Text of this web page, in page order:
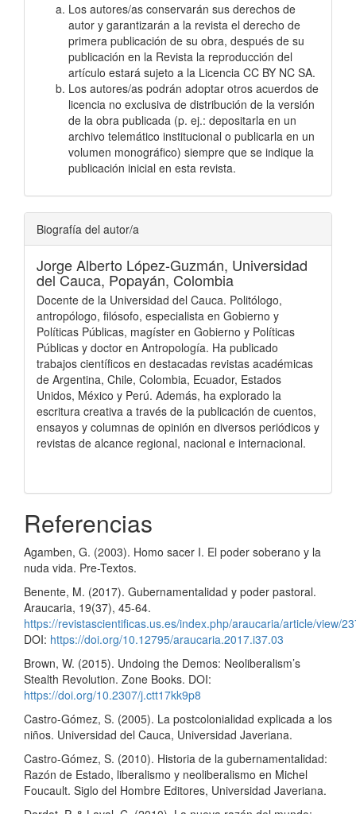
Los autores/as conservarán sus derechos de
autor y garantizarán a la revista el derecho de
primera publicación de su obra, después de su
publicación en la Revista la reproducción del
artículo estará sujeto a la Licencia CC BY NC SA.
Los autores/as podrán adoptar otros acuerdos de
licencia no exclusiva de distribución de la versión
de la obra publicada (p. ej.: depositarla en un
archivo telemático institucional o publicarla en un
volumen monográfico) siempre que se indique la
publicación inicial en esta revista.
Biografía del autor/a
Jorge Alberto López-Guzmán, Universidad
del Cauca, Popayán, Colombia
Docente de la Universidad del Cauca. Politólogo,
antropólogo, filósofo, especialista en Gobierno y
Políticas Públicas, magíster en Gobierno y Políticas
Públicas y doctor en Antropología. Ha publicado
trabajos científicos en destacadas revistas académicas
de Argentina, Chile, Colombia, Ecuador, Estados
Unidos, México y Perú. Además, ha explorado la
escritura creativa a través de la publicación de cuentos,
ensayos y columnas de opinión en diversos periódicos y
revistas de alcance regional, nacional e internacional.
Referencias
Agamben, G. (2003). Homo sacer I. El poder soberano y la
nuda vida. Pre-Textos.
Benente, M. (2017). Gubernamentalidad y poder pastoral.
Araucaria, 19(37), 45-64.
https://revistascientificas.us.es/index.php/araucaria/article/view/
DOI: https://doi.org/10.12795/araucaria.2017.i37.03
Brown, W. (2015). Undoing the Demos: Neoliberalism’s
Stealth Revolution. Zone Books. DOI:
https://doi.org/10.2307/j.ctt17kk9p8
Castro-Gómez, S. (2005). La postcolonialidad explicada a los
niños. Universidad del Cauca, Universidad Javeriana.
Castro-Gómez, S. (2010). Historia de la gubernamentalidad:
Razón de Estado, liberalismo y neoliberalismo en Michel
Foucault. Siglo del Hombre Editores, Universidad Javeriana.